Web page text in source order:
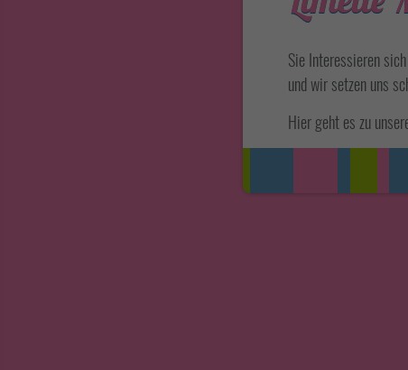
Sie Interessieren
und wir setzen uns
Hier geht es zu